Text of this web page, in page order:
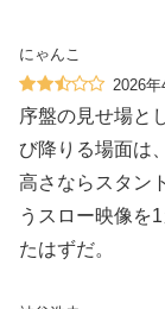
にゃんこ
2026年
序盤の見せ場と
び降りる場面は
高さならスタン
うスロー映像を
たはずだ。